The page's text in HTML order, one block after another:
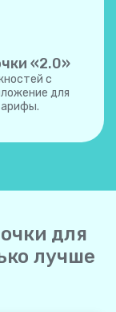
«2.0»
с
для
для
лучше